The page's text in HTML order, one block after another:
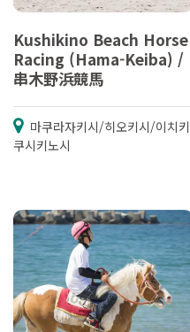
Kushikino Beach Horse
Racing (Hama-Keiba) /
串木野浜競馬
마쿠라자키시/히오키시/이치키
쿠시키노시